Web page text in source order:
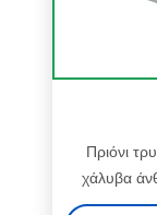
Πριόνι
χάλυβα
επιφάνεια